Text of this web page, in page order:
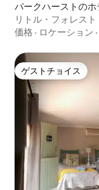
パークハーストのホ
リトル・フォレス
価格 · ロケーション ·
ゲストチョイス
ゲストチョイス